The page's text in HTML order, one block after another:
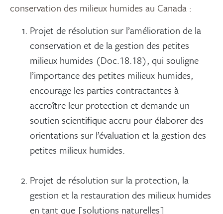
conservation des milieux humides au Canada :
Projet de résolution sur l’amélioration de la
conservation et de la gestion des petites
milieux humides (Doc.18.18), qui souligne
l’importance des petites milieux humides,
encourage les parties contractantes à
accroître leur protection et demande un
soutien scientifique accru pour élaborer des
orientations sur l’évaluation et la gestion des
petites milieux humides.
Projet de résolution sur la protection, la
gestion et la restauration des milieux humides
en tant que [solutions naturelles]